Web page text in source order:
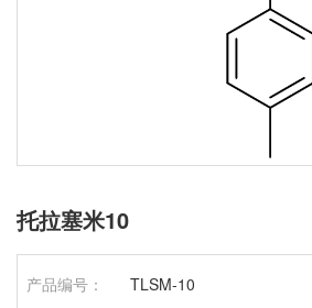
托拉塞米10
产品编号： TLSM-10